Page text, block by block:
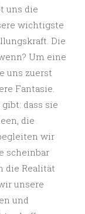
uns die
wichtigste
Die
Um eine
uns zuerst
Fantasie.
dass sie
die
wir
scheinbar
die Realität
unsere
und